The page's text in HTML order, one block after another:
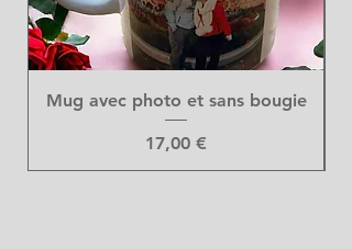
Mug avec photo et sans bougie
Prix
17,00 €